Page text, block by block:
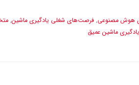
هوش مصنوعی, فرصت‌های شغلی یادگیری ماشین,
یادگیری ماشین عمیق